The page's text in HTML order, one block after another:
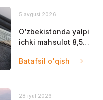
5 avgust 2026
O‘zbekistonda yalpi
ichki mahsulot 8,5
Batafsil o'qish
28 iyul 2026